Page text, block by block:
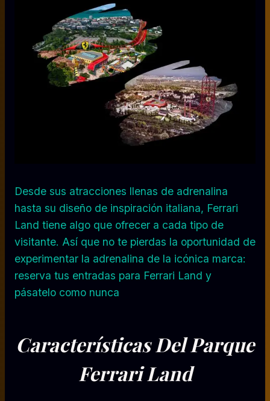
Desde sus atracciones llenas de adrenalina
hasta su diseño de inspiración italiana, Ferrari
Land tiene algo que ofrecer a cada tipo de
visitante. Así que no te pierdas la oportunidad de
experimentar la adrenalina de la icónica marca:
reserva tus entradas para Ferrari Land y
pásatelo como nunca
Características Del Parque
Ferrari Land